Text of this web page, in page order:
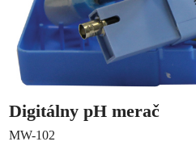
Digitálny pH merač
MW-102